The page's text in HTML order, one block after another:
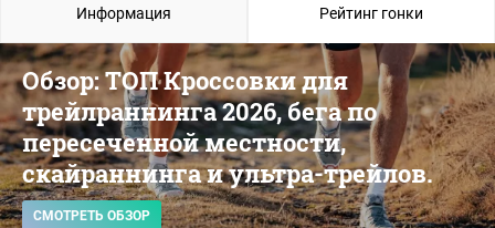
Обзор: ТОП Кроссовки для
трейлраннинга 2026, бега по
пересеченной местности,
скайраннинга и ультра-трейлов.
СМОТРЕТЬ ОБЗОР
Информация Рейтинг гонки